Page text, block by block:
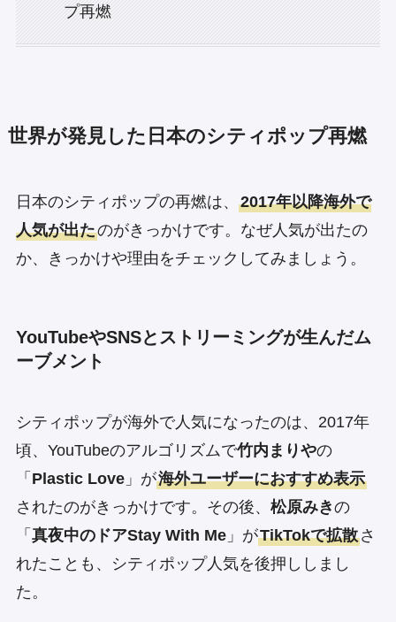
プ再燃
世界が発見した日本のシティポップ再燃
日本のシティポップの再燃は、 2017年以降海外で
人気が出たのがきっかけです。なぜ人気が出たの
か、きっかけや理由をチェックしてみましょう。
YouTubeやSNSとストリーミングが生んだム
ーブメント
シティポップが海外で人気になったのは、2017年
頃、YouTubeのアルゴリズムで竹内まりやの
「 Plastic Love」が海外ユーザーにおすすめ表示
されたのがきっかけです。その後、 松原みきの
「 真夜中のドアStay With Me」がTikTokで拡散さ
れたことも、シティポップ人気を後押ししまし
た。